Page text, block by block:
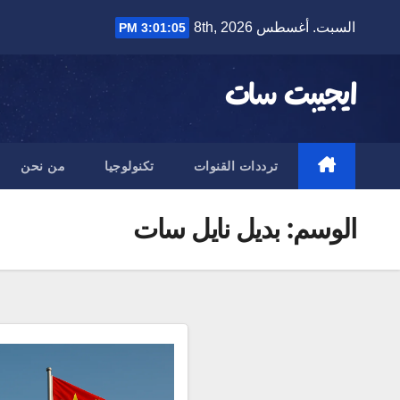
السبت. أغسطس 8th, 2026 3:01:05 PM
ايجيبت سات
ترددات القنوات تكنولوجيا من نحن
الوسم:بديل نايل سات